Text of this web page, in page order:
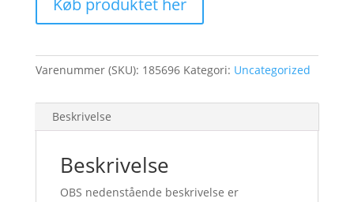
Køb produktet her
Varenummer (SKU): 185696 Kategori: Uncategorized
Beskrivelse
Beskrivelse
OBS nedenstående beskrivelse er